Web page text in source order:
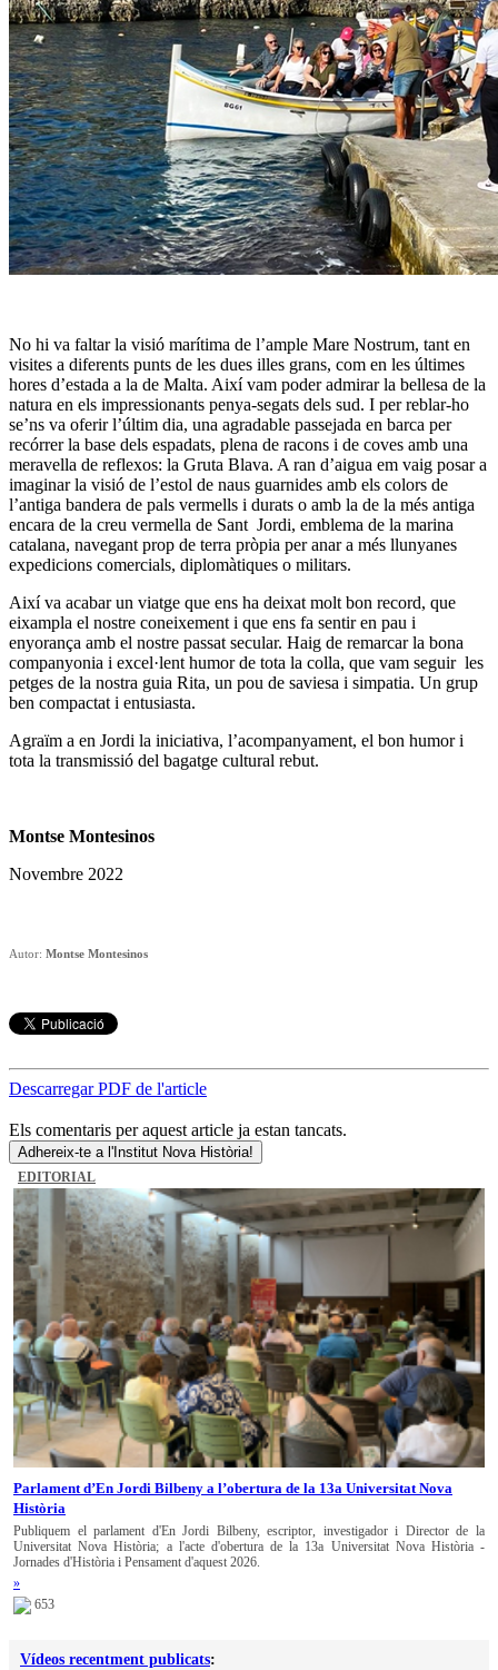
No hi va faltar la visió marítima de l’ample Mare Nostrum, tant en
visites a diferents punts de les dues illes grans, com en les últimes
hores d’estada a la de Malta. Així vam poder admirar la bellesa de la
natura en els impressionants penya-segats dels sud. I per reblar-ho
se’ns va oferir l’últim dia, una agradable passejada en barca per
recórrer la base dels espadats, plena de racons i de coves amb una
meravella de reflexos: la Gruta Blava. A ran d’aigua em vaig posar a
imaginar la visió de l’estol de naus guarnides amb els colors de
l’antiga bandera de pals vermells i durats o amb la de la més antiga
encara de la creu vermella de Sant Jordi, emblema de la marina
catalana, navegant prop de terra pròpia per anar a més llunyanes
expedicions comercials, diplomàtiques o militars.
Així va acabar un viatge que ens ha deixat molt bon record, que
eixampla el nostre coneixement i que ens fa sentir en pau i
enyorança amb el nostre passat secular. Haig de remarcar la bona
companyonia i excel·lent humor de tota la colla, que vam seguir les
petges de la nostra guia Rita, un pou de saviesa i simpatia. Un grup
ben compactat i entusiasta.
Agraïm a en Jordi la iniciativa, l’acompanyament, el bon humor i
tota la transmissió del bagatge cultural rebut.
Montse Montesinos
Novembre 2022
Autor: Montse Montesinos
Descarregar PDF de l'article
Els comentaris per aquest article ja estan tancats.
Adhereix-te a l'Institut Nova Història!
EDITORIAL
Parlament d’En Jordi Bilbeny a l’obertura de la 13a Universitat Nova
Història
Publiquem el parlament d'En Jordi Bilbeny, escriptor, investigador i Director de la
Universitat Nova Història; a l'acte d'obertura de la 13a Universitat Nova Història -
Jornades d'Història i Pensament d'aquest 2026.
»
653
Vídeos recentment publicats: